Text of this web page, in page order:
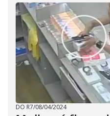
DO R7/08/04/2024